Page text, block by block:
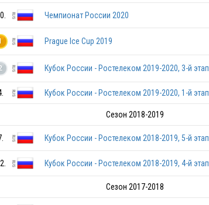
Чемпионат России 2020
Prague Ice Cup 2019
Кубок России - Ростелеком 2019-2020, 3-й этап
Кубок России - Ростелеком 2019-2020, 1-й этап
Сезон 2018-2019
Кубок России - Ростелеком 2018-2019, 5-й этап
Кубок России - Ростелеком 2018-2019, 4-й этап
Сезон 2017-2018